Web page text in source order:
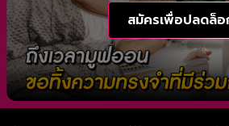
สมัครเพื่อปลดล็อ